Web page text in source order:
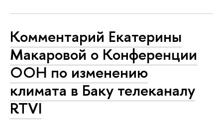
Комментарий Екатерины
Макаровой о Конференции
ООН по изменению
климата в Баку телеканалу
RTVI